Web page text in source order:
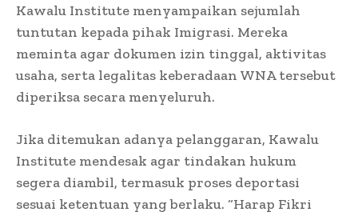
Kawalu Institute menyampaikan sejumlah
tuntutan kepada pihak Imigrasi. Mereka
meminta agar dokumen izin tinggal, aktivitas
usaha, serta legalitas keberadaan WNA tersebut
diperiksa secara menyeluruh.
Jika ditemukan adanya pelanggaran, Kawalu
Institute mendesak agar tindakan hukum
segera diambil, termasuk proses deportasi
sesuai ketentuan yang berlaku. “Harap Fikri